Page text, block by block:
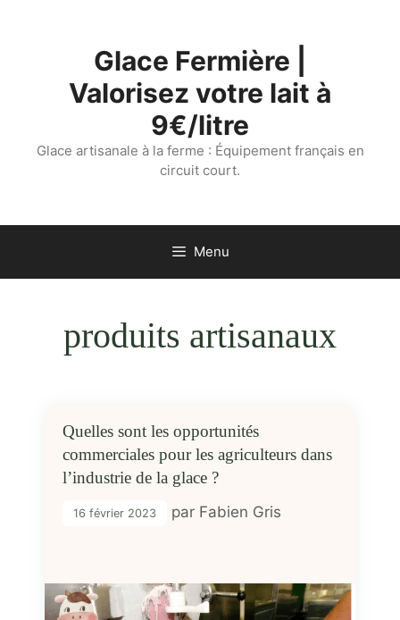
Glace Fermière |
Valorisez votre lait à
9€/litre
Glace artisanale à la ferme : Équipement français en
circuit court.
Menu
produits artisanaux
Quelles sont les opportunités
commerciales pour les agriculteurs dans
l’industrie de la glace ?
16 février 2023 par Fabien Gris